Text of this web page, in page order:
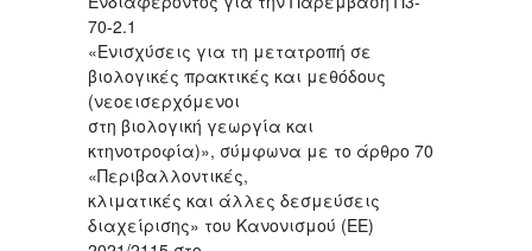
70-2.1
«Ενισχύσεις για τη μετατροπή σε
βιολογικές πρακτικές και μεθόδους
(νεοεισερχόμενοι
στη βιολογική γεωργία και
κτηνοτροφία)», σύμφωνα με το άρθρο 70
«Περιβαλλοντικές,
κλιματικές και άλλες δεσμεύσεις
διαχείρισης» του Κανονισμού (ΕΕ)